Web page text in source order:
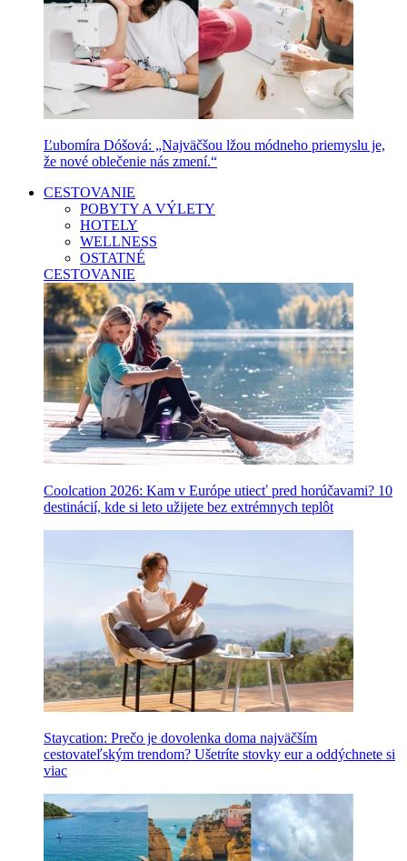
Ľubomíra Dóšová: „Najväčšou lžou módneho priemyslu je,
že nové oblečenie nás zmení.“
CESTOVANIE
POBYTY A VÝLETY
HOTELY
WELLNESS
OSTATNÉ
CESTOVANIE
Coolcation 2026: Kam v Európe utiecť pred horúčavami? 10
destinácií, kde si leto užijete bez extrémnych teplôt
Staycation: Prečo je dovolenka doma najväčším
cestovateľským trendom? Ušetríte stovky eur a oddýchnete si
viac